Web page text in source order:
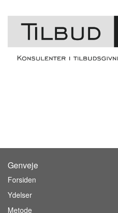
Genveje
Forsiden
Ydelser
Metode